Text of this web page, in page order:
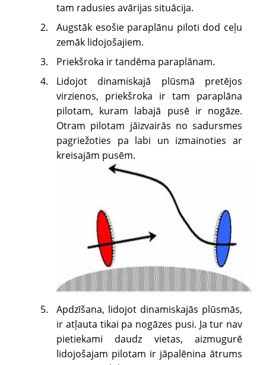
tam radusies avārijas situācija.
Augstāk esošie paraplānu piloti dod ceļu
zemāk lidojošajiem.
Priekšroka ir tandēma paraplānam.
Lidojot dinamiskajā plūsmā pretējos
virzienos, priekšroka ir tam paraplāna
pilotam, kuram labajā pusē ir nogāze.
Otram pilotam jāizvairās no sadursmes
pagriežoties pa labi un izmainoties ar
kreisajām pusēm.
Apdzīšana, lidojot dinamiskajās plūsmās,
ir atļauta tikai pa nogāzes pusi. Ja tur nav
pietiekami daudz vietas, aizmugurē
lidojošajam pilotam ir jāpalēnina ātrums